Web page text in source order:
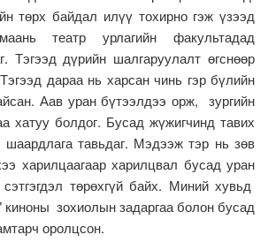
төрх байдал илүү тохирно гэж үзээд
театр урлагийн факультадад
Тэгээд дүрийн шалгаруулалт өгснөөр
дараа нь харсан чинь гэр бүлийн
Аав уран бүтээлдээ орж, зургийн
хатуу болдог. Бусад жүжигчинд тавих
шаардлага тавьдаг. Мэдээж тэр нь зөв
харилцаагаар харилцвал бусад уран
төрөхгүй байх. Миний хувьд
киноны зохиолын задаргаа болон бусад
оролцсон.